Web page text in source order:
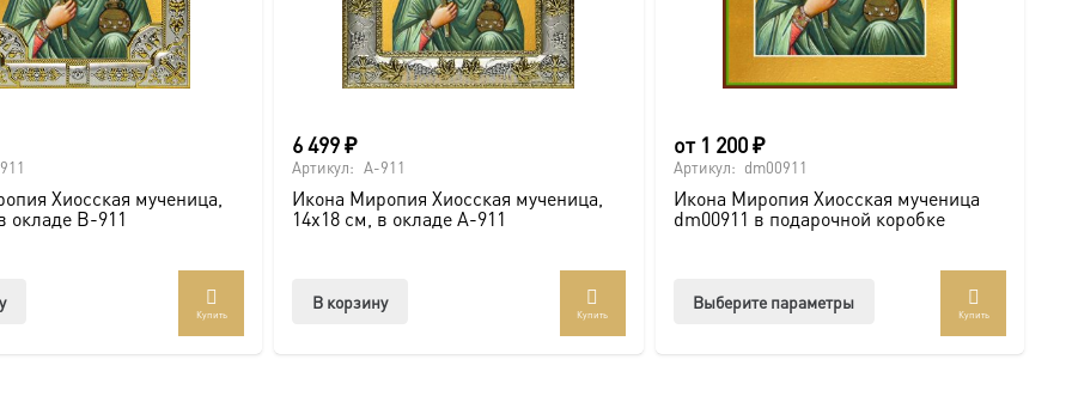
vk.com/ikonaspas
святыню для вас и ваших потомков.
и киоте AK-911 можно онлайн
Хиосская мученица,
окладе B-911
Купить
6 499₽
Артикул: A-911
Икона Миропия Хиосская мученица,
14х18 см, в окладе A-911
В корзину
Купить
от 1 200₽
Артикул: dm00911
Икона Миропия Хиосская мученица
dm00911 в подарочной коробке
Выберите параметры
Купить